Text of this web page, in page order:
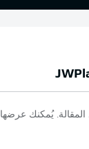
يُمكنك عرضها